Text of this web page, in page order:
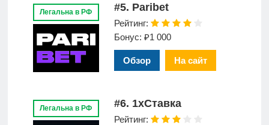
Легальна в РФ #5. Paribet
Рейтинг:
Бонус: ₽1 000
Обзор На сайт
Легальна в РФ #6. 1xСтавка
Рейтинг: